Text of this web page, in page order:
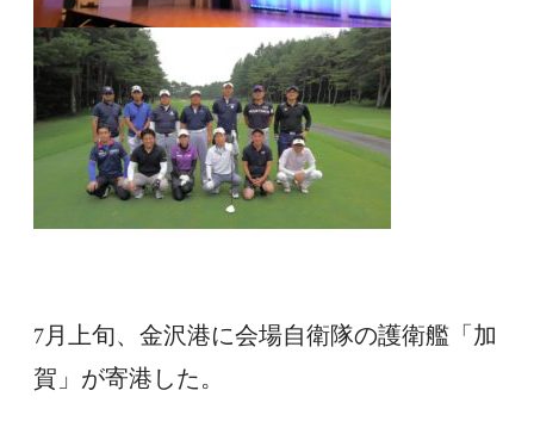
7月上旬、金沢港に会場自衛隊の護衛艦「加
賀」が寄港した。